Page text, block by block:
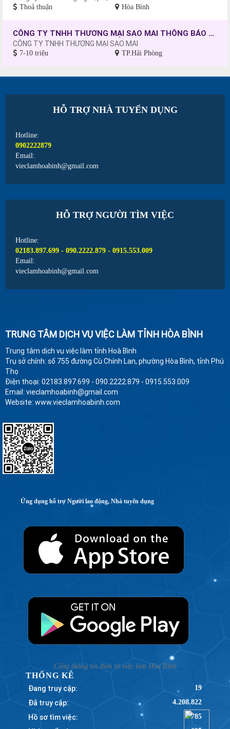
Thoả thuận Hòa Bình
CÔNG TY TNHH THƯƠNG MẠI SAO MAI THÔNG BÁO TUYỂN DỤNG CÔNG NHÂN MAY, CHƯA CÓ TAY NGHỀ SẼ ĐƯỢC ĐÀO TẠO.
CÔNG TY TNHH THƯƠNG MẠI SAO MAI
7-10 triệu TP.Hải Phòng
HỖ TRỢ NHÀ TUYỂN DỤNG
Hotline:
0902222879
Email:
vieclamhoabinh@gmail.com
HỖ TRỢ NGƯỜI TÌM VIỆC
Hotline:
02183.897.699 - 090.2222.879 - 0915.553.009
Email:
vieclamhoabinh@gmail.com
TRUNG TÂM DỊCH VỤ VIỆC LÀM TỈNH HÒA BÌNH
Trung tâm dịch vụ việc làm tỉnh Hoà Bình
Trụ sở chính: số 755 đường Cù Chính Lan, phường Hòa Bình, tỉnh Phú
Thọ
Điện thoại: 02183.897.699 - 090.2222.879 - 0915.553.009
Email: vieclamhoabinh@gmail.com
Website: www.vieclamhoabinh.com
Ứng dụng hỗ trợ Người lao động, Nhà tuyển dụng
Cổng thông tin điện tử việc làm Hòa Bình
THỐNG KÊ
Đang truy cập: 19
Đã truy cập: 4.208.822
Hồ sơ tìm việc: 785